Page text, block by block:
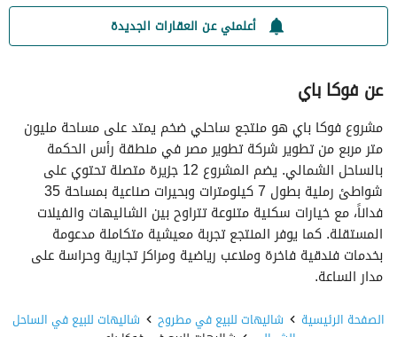
أعلمني عن العقارات الجديدة
عن فوكا باي
مشروع فوكا باي هو منتجع ساحلي ضخم يمتد على مساحة مليون
متر مربع من تطوير شركة تطوير مصر في منطقة رأس الحكمة
بالساحل الشمالي. يضم المشروع 12 جزيرة متصلة تحتوي على
شواطئ رملية بطول 7 كيلومترات وبحيرات صناعية بمساحة 35
فداناً، مع خيارات سكنية متنوعة تتراوح بين الشاليهات والفيلات
المستقلة. كما يوفر المنتجع تجربة معيشية متكاملة مدعومة
بخدمات فندقية فاخرة وملاعب رياضية ومراكز تجارية وحراسة على
مدار الساعة.
الصفحة الرئيسية شاليهات للبيع في مطروح شاليهات للبيع في الساحل